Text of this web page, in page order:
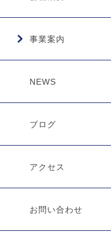
事業案内
NEWS
ブログ
アクセス
お問い合わせ